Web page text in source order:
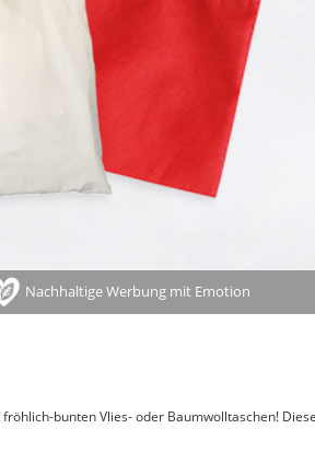
Bauernregeln/-weisheiten
Sternzeichen/Horoskop
Mondphasen
Gedenktage
Nachhaltige Werbung mit Emotion
bunten Vlies- oder Baumwolltaschen!